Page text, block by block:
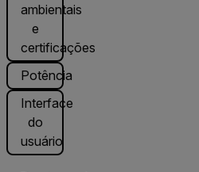
ambientais
e
certificações
Potência
Interface
do
usuário